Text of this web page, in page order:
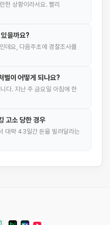
한 상황이라서요. 빨리
을까요?
데요, 다음주초에 경찰조사를
벌이 어떻게 되나요?
다. 지난 주 금요일 아침에 한
고소 당한 경우
대략 43일간 돈을 빌려달라는